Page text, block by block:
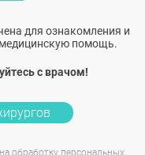
для ознакомления и
помощь.
с врачом!